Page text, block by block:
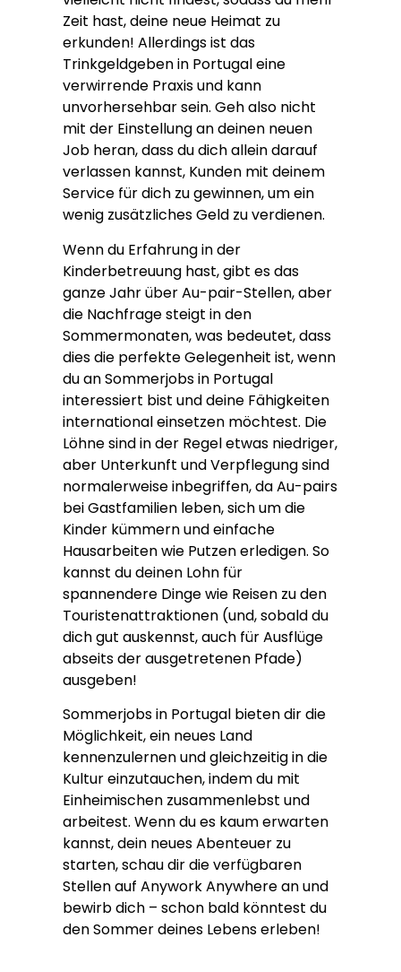
Zeit hast, deine neue Heimat zu
erkunden! Allerdings ist das
Trinkgeldgeben in Portugal eine
verwirrende Praxis und kann
unvorhersehbar sein. Geh also nicht
mit der Einstellung an deinen neuen
Job heran, dass du dich allein darauf
verlassen kannst, Kunden mit deinem
Service für dich zu gewinnen, um ein
wenig zusätzliches Geld zu verdienen.
Wenn du Erfahrung in der
Kinderbetreuung hast, gibt es das
ganze Jahr über Au-pair-Stellen, aber
die Nachfrage steigt in den
Sommermonaten, was bedeutet, dass
dies die perfekte Gelegenheit ist, wenn
du an Sommerjobs in Portugal
interessiert bist und deine Fähigkeiten
international einsetzen möchtest. Die
Löhne sind in der Regel etwas niedriger,
aber Unterkunft und Verpflegung sind
normalerweise inbegriffen, da Au-pairs
bei Gastfamilien leben, sich um die
Kinder kümmern und einfache
Hausarbeiten wie Putzen erledigen. So
kannst du deinen Lohn für
spannendere Dinge wie Reisen zu den
Touristenattraktionen (und, sobald du
dich gut auskennst, auch für Ausflüge
abseits der ausgetretenen Pfade)
ausgeben!
Sommerjobs in Portugal bieten dir die
Möglichkeit, ein neues Land
kennenzulernen und gleichzeitig in die
Kultur einzutauchen, indem du mit
Einheimischen zusammenlebst und
arbeitest. Wenn du es kaum erwarten
kannst, dein neues Abenteuer zu
starten, schau dir die verfügbaren
Stellen auf Anywork Anywhere an und
bewirb dich – schon bald könntest du
den Sommer deines Lebens erleben!